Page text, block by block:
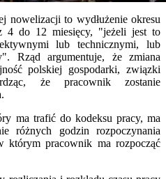
nowelizacji to wydłużenie okresu
4 do 12 miesięcy, "jeżeli jest to
lub technicznymi, lub
Rząd argumentuje, że zmiana
polskiej gospodarki, związki
że pracownik zostanie
ma trafić do kodeksu pracy, ma
różnych godzin rozpoczynania
którym pracownik ma rozpocząć